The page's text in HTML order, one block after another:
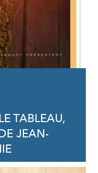
TABLEAU,
JEAN-